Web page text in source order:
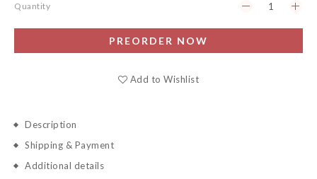
Quantity
PREORDER NOW
Add to Wishlist
Description
Shipping & Payment
Additional details